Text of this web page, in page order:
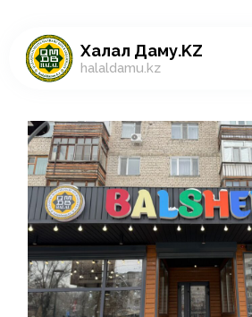
Халал Даму.KZ
halaldamu.kz